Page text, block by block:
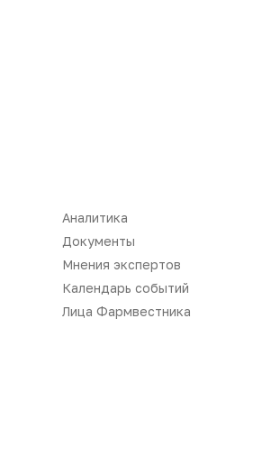
Аналитика
Документы
Мнения экспертов
Календарь событий
Лица Фармвестника